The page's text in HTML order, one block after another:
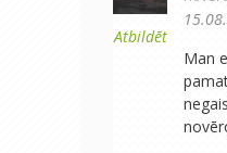
Atbildēt
Man